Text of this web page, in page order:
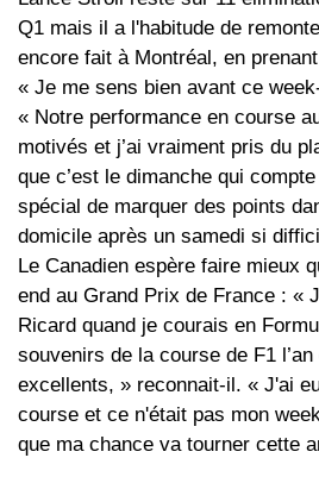
Q1 mais il a l'habitude de
encore fait à Montréal, en
« Je me sens bien avant ce
« Notre performance en course
motivés et j’ai vraiment pris du
que c’est le dimanche qui
spécial de marquer des points
domicile après un samedi si
Le Canadien espère faire mieux
end au Grand Prix de France : «
Ricard quand je courais en
souvenirs de la course de F1
excellents, » reconnait-il. « J'ai
course et ce n'était pas mon
que ma chance va tourner cette